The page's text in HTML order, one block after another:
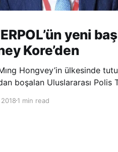
yeni
Kore’den
Hongvey’in ülkesinde
boşalan Uluslararası Polis
seçildi. INTERPOL Genel
1 min read